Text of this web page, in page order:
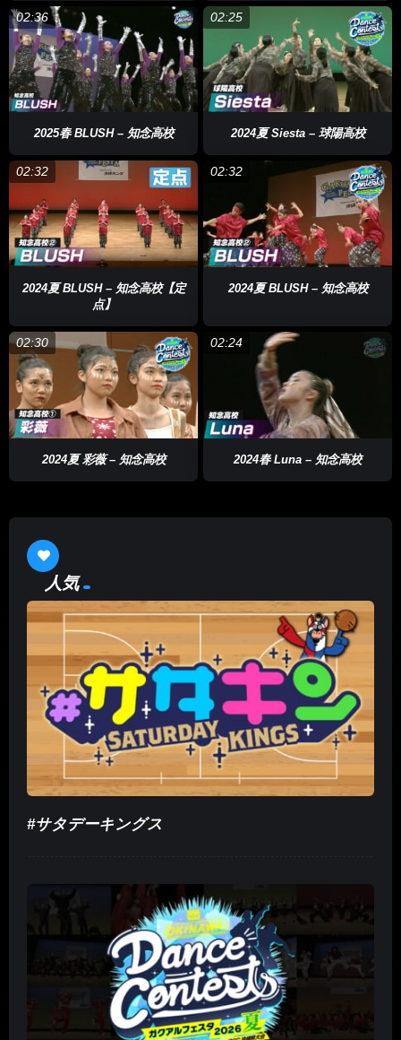
02:36
2025春 BLUSH – 知念高校
02:25
2024夏 Siesta – 球陽高校
02:32
2024夏 BLUSH – 知念高校【定
点】
02:32
2024夏 BLUSH – 知念高校
02:30
2024夏 彩薇 – 知念高校
02:24
2024春 Luna – 知念高校
人気
#サタデーキングス